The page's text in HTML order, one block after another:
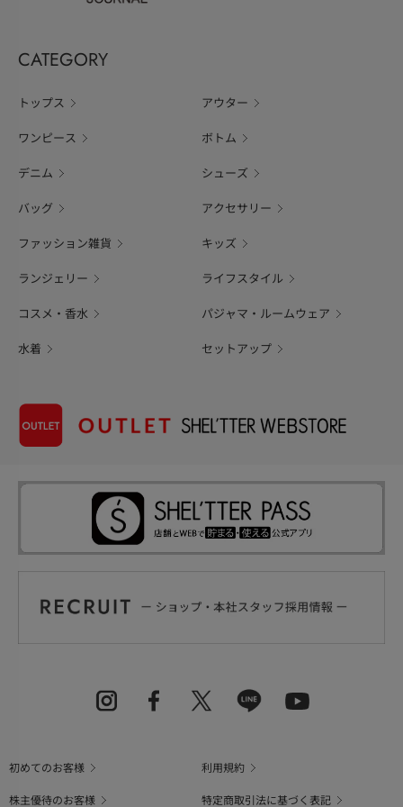
CATEGORY
トップス アウター
ワンピース ボトム
デニム シューズ
バッグ アクセサリー
ファッション雑貨 キッズ
ランジェリー ライフスタイル
コスメ・香水 パジャマ・ルームウェア
水着 セットアップ
初めてのお客様
利用規約
株主優待のお客様
特定商取引法に基づく表記